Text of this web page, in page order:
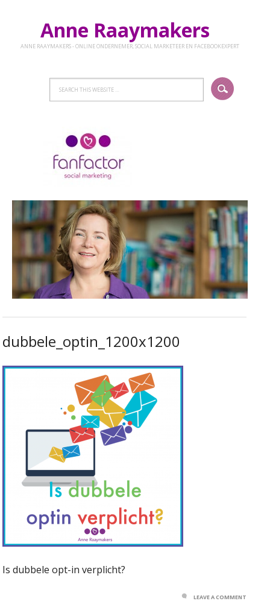
Anne Raaymakers
ANNE RAAYMAKERS - ONLINE ONDERNEMER, SOCIAL MARKETEER EN FACEBOOKEXPERT
dubbele_optin_1200x1200
Is dubbele opt-in verplicht?
LEAVE A COMMENT